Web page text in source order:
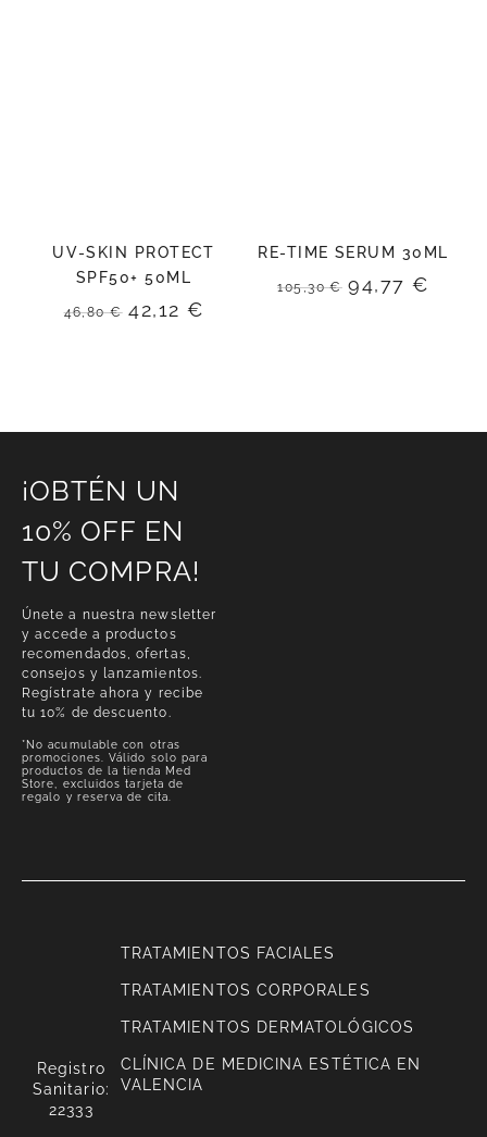
UV-SKIN PROTECT
SPF50+ 50ML
46,80€ El
42,12 €
RE-TIME SERUM 30ML
105,30€ El
94,77€
¡OBTÉN UN
10% OFF EN
TU COMPRA!
Únete a nuestra newsletter
y accede a productos
recomendados, ofertas,
consejos y lanzamientos.
Regístrate ahora y recibe
tu 10% de descuento.
*No acumulable con otras
promociones. Válido solo para
productos de la tienda Med
Store, excluidos tarjeta de
regalo y reserva de cita.
Registro
Sanitario:
22333
TRATAMIENTOS FACIALES
TRATAMIENTOS CORPORALES
TRATAMIENTOS DERMATOLÓGICOS
CLÍNICA DE MEDICINA ESTÉTICA EN
VALENCIA